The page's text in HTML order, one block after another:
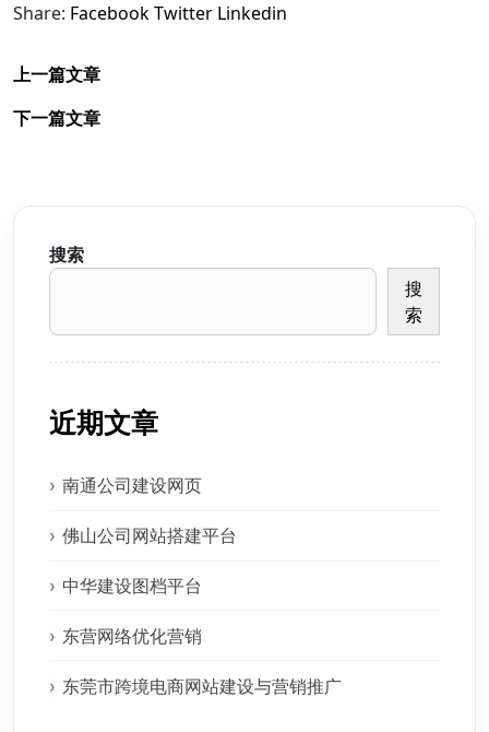
Share: FacebookTwitter Linkedin
上一篇文章
下一篇文章
搜索
搜
索
近期文章
南通公司建设网页
佛山公司网站搭建平台
中华建设图档平台
东营网络优化营销
东莞市跨境电商网站建设与营销推广